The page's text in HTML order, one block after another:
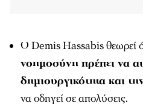
Ο Demis Hassabis θεωρεί
νοημοσύνη πρέπει να
δημιουργικότητα και
να οδηγεί σε απολύσεις.